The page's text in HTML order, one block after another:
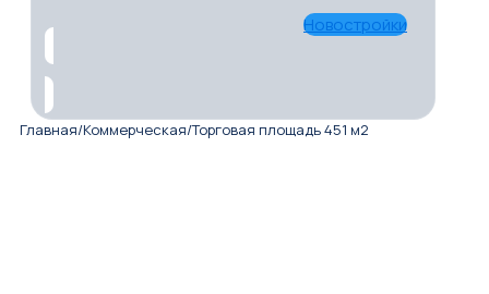
Новостройки
Главная/Коммерческая/Торговая площадь 451 м2